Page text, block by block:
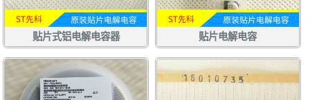
贴片式铝电解电容器 贴片电解电容